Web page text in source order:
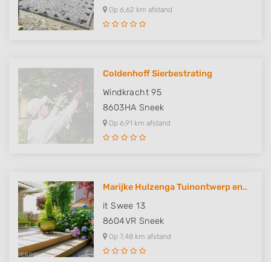
Op 6,62 km afstand
Coldenhoff Sierbestrating
Windkracht 95
8603HA Sneek
Op 6,91 km afstand
Marijke Hulzenga Tuinontwerp en..
it Swee 13
8604VR Sneek
Op 7,48 km afstand